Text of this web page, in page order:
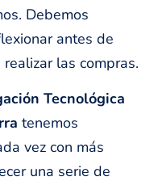
Debemos
antes de
las compras.
Tecnológica
tenemos
vez con más
una serie de